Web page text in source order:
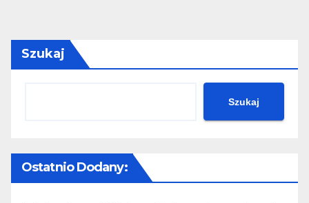
Szukaj
Szukaj
Ostatnio Dodany: